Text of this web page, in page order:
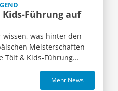
Führung auf
was hinter den
Meisterschaften
Tölt & Kids-Führung...
Mehr News